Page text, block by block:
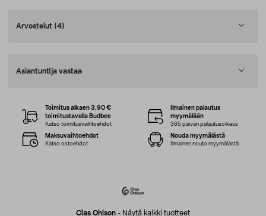
Arvostelut (4)
Asiantuntija vastaa
Clas Ohlson - Näytä kaikki tuotteet
Toimitus alkaen 3,90 €
toimitustavalla Budbee
Katso toimitusvaihtoehdot
Ilmainen palautus
myymälään
365 päivän palautusoikeus
Maksuvaihtoehdot
Katso ostoehdot
Nouda myymälästä
Ilmainen nouto myymälästä